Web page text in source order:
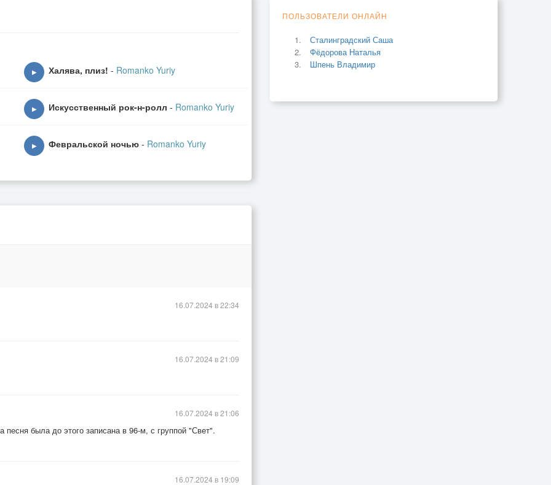
▶ Халява, плиз! - Romanko Yuriy
▶ Искусственный рок-н-ролл - Romanko Yuriy
▶ Февральской ночью - Romanko Yuriy
16.07.2024 в 22:34
16.07.2024 в 21:09
была до этого записана в 96-м, с группой "Свет".
16.07.2024 в 21:06
16.07.2024 в 19:09
ПОЛЬЗОВАТЕЛИ ОНЛАЙН
Сталинградский Саша
Фёдорова Наталья
Шпень Владимир